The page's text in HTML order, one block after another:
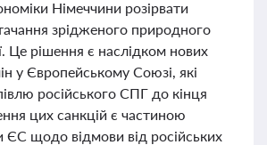
Німеччини розірвати
зрідженого природного
Це рішення є наслідком нових
у Європейському Союзі, які
російського СПГ до кінця
цих санкцій є частиною
ЄС щодо відмови від російських